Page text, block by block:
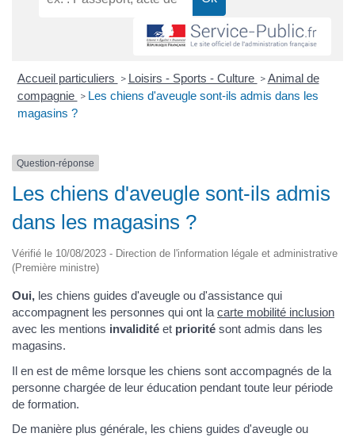
Accueil particuliers > Loisirs - Sports - Culture > Animal de
compagnie > Les chiens d'aveugle sont-ils admis dans les
magasins ?
Question-réponse
Les chiens d'aveugle sont-ils admis
dans les magasins ?
Vérifié le 10/08/2023 - Direction de l'information légale et administrative
(Première ministre)
Oui, les chiens guides d'aveugle ou d'assistance qui
accompagnent les personnes qui ont la carte mobilité inclusion
avec les mentions invalidité et priorité sont admis dans les
magasins.
Il en est de même lorsque les chiens sont accompagnés de la
personne chargée de leur éducation pendant toute leur période
de formation.
De manière plus générale, les chiens guides d'aveugle ou